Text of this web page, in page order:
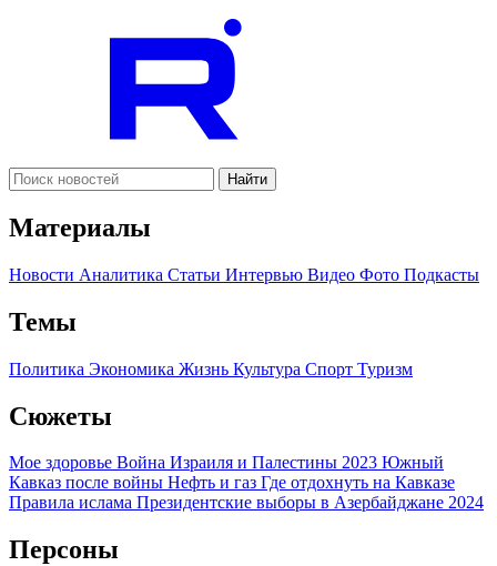
Найти
Материалы
Новости Аналитика Статьи Интервью Видео Фото Подкасты
Темы
Политика Экономика Жизнь Культура Спорт Туризм
Сюжеты
Мое здоровье Война Израиля и Палестины 2023 Южный
Кавказ после войны Нефть и газ Где отдохнуть на Кавказе
Правила ислама Президентские выборы в Азербайджане 2024
Персоны